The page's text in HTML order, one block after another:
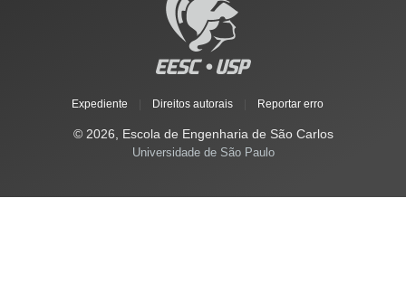
Expediente Direitos autorais Reportar erro
© 2026, Escola de Engenharia de São Carlos
Universidade de São Paulo